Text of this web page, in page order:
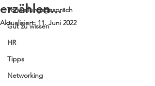
Vorstellungsgespräch
Gut zu wissen
HR
Tipps
Networking
erzählen...
Aktualisiert: 11. Juni 2022